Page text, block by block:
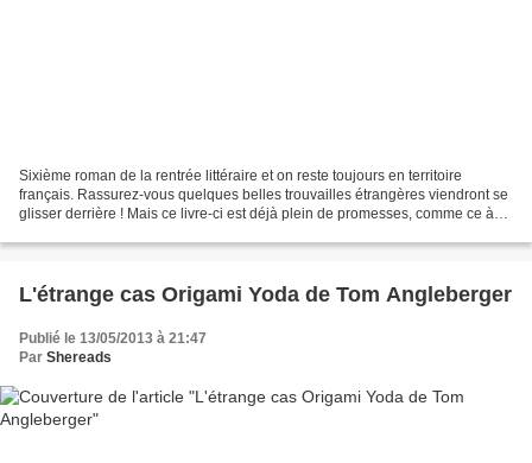
Sixième roman de la rentrée littéraire et on reste toujours en territoire
français. Rassurez-vous quelques belles trouvailles étrangères viendront se
glisser derrière ! Mais ce livre-ci est déjà plein de promesses, comme ce à
L'étrange cas Origami Yoda de Tom Angleberger
Publié le 13/05/2013 à 21:47
Par Shereads